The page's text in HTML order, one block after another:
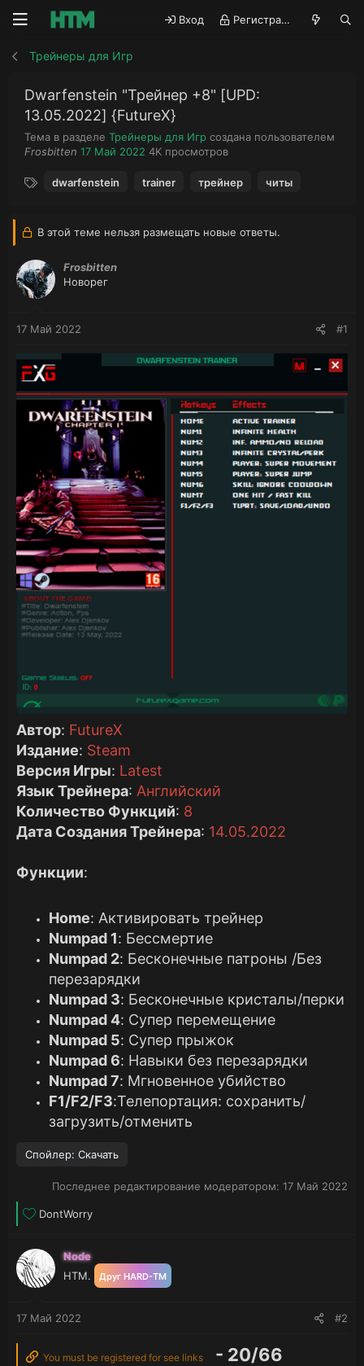
Вход Регистрация
Трейнеры для Игр
Dwarfenstein "Трейнер +8" [UPD:
13.05.2022] {FutureX}
Тема в разделе Трейнеры для Игр создана пользователем
А
т
т
е
ы
Frosbitten Д
т
ч
л
а
17 Май 2022 П
о
т
4K просмотров
dwarfenstein trainer трейнер читы
В этой теме нельзя размещать новые ответы.
Frosbitten
Новорег
17 Май 2022 #1
Автор: FutureX
Издание: Steam
Версия Игры: Latest
Язык Трейнера: Английский
Количество Функций: 8
Дата Создания Трейнера: 14.05.2022
Функции:
Home: Активировать трейнер
Numpad 1: Бессмертие
Numpad 2: Бесконечные патроны /Без
перезарядки
Numpad 3: Бесконечные кристалы/перки
Numpad 4: Супер перемещение
Numpad 5: Супер прыжок
Numpad 6: Навыки без перезарядки
Numpad 7: Мгновенное убийство
F1/F2/F3:Телепортация: сохранить/
загрузить/отменить
Спойлер: Скачать
Последнее редактирование модератором: 17 Май 2022
Л
и
:
DontWorry
Node
HTM.
Друг HARD-TM
17 Май 2022 #2
You must be registered for see links
- 20/66